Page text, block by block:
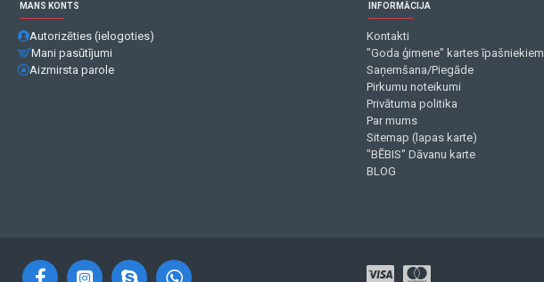
MANS KONTS
Autorizēties (ielogoties)
Mani pasūtījumi
Aizmirsta parole
INFORMĀCIJA
Kontakti
"Goda ģimene" kartes īpašniekiem
Saņemšana/Piegāde
Pirkumu noteikumi
Privātuma politika
Par mums
Sitemap (lapas karte)
"BĒBIS" Dāvanu karte
BLOG